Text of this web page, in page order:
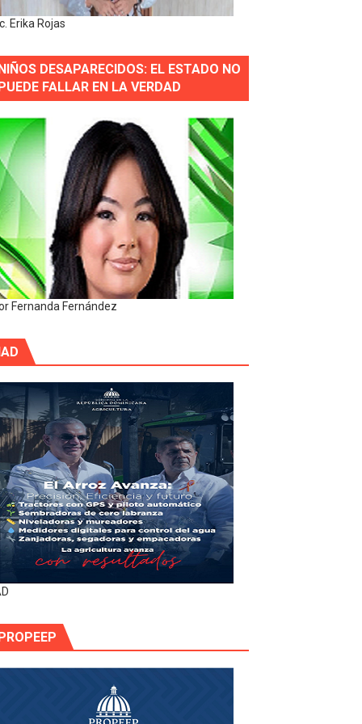
Erika Rojas
DESAPARECIDOS: EL ESTADO NO
FALLAR EN LA VERDAD
Fernanda Fernández